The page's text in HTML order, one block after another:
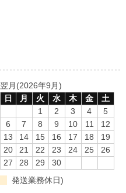
翌月(2026年9月)
日
月 火 水 木 金
土
1
2 3 4
5
6
7 8 9 10 11
12
13
14 15 16 17 18
19
20
21 22 23 24 25
26
27
28 29
30
発送業務休日)